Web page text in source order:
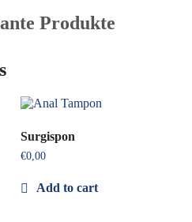
Produkte
Surgispon
€0,00
Add to cart